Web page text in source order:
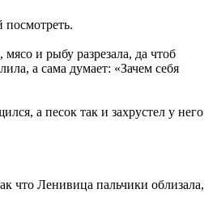
посмотреть.
и рыбу разрезала, да чтоб
а сама думает: «Зачем себя
а песок так и захрустел у него
что Ленивица пальчики облизала,